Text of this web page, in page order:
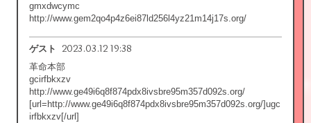
gmxdwcymc
http://www.gem2qo4p4z6ei87ld256l4yz21m14j17s.org/
ゲスト 2023.03.12 19:38
革命本部
gcirfbkxzv
http://www.ge49i6q8f874pdx8ivsbre95m357d092s.org/
[url=http://www.ge49i6q8f874pdx8ivsbre95m357d092s.org/]ugc
irfbkxzv[/url]